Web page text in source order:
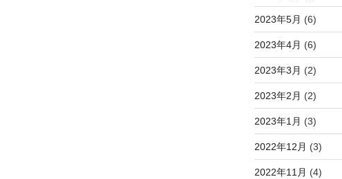
2023年5月 (6)
2023年4月 (6)
2023年3月 (2)
2023年2月 (2)
2023年1月 (3)
2022年12月 (3)
2022年11月 (4)